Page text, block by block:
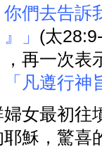
們去告訴
」 (太
，再一次
「凡遵行
婦女最初往
耶穌，驚喜